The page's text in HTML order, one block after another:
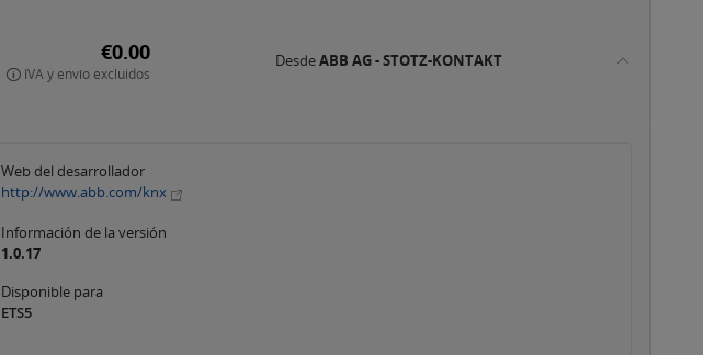
€0.00
IVA y envío excluidos
DesdeABB AG - STOTZ-KONTAKT
Web del desarrollador
http://www.abb.com/knx
Información de la versión
1.0.17
Disponible para
ETS5